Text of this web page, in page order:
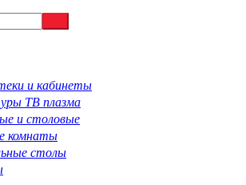
и кабинеты
ТВ плазма
и столовые
комнаты
столы